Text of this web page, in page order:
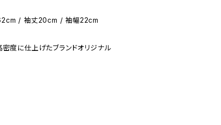
/ 袖丈20cm / 袖幅22cm
度に仕上げたブランドオリジナル